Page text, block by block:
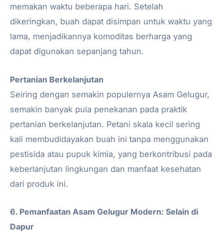
memakan waktu beberapa hari. Setelah
dikeringkan, buah dapat disimpan untuk waktu yang
lama, menjadikannya komoditas berharga yang
dapat digunakan sepanjang tahun.
Pertanian Berkelanjutan
Seiring dengan semakin populernya Asam Gelugur,
semakin banyak pula penekanan pada praktik
pertanian berkelanjutan. Petani skala kecil sering
kali membudidayakan buah ini tanpa menggunakan
pestisida atau pupuk kimia, yang berkontribusi pada
keberlanjutan lingkungan dan manfaat kesehatan
dari produk ini.
6. Pemanfaatan Asam Gelugur Modern: Selain di
Dapur